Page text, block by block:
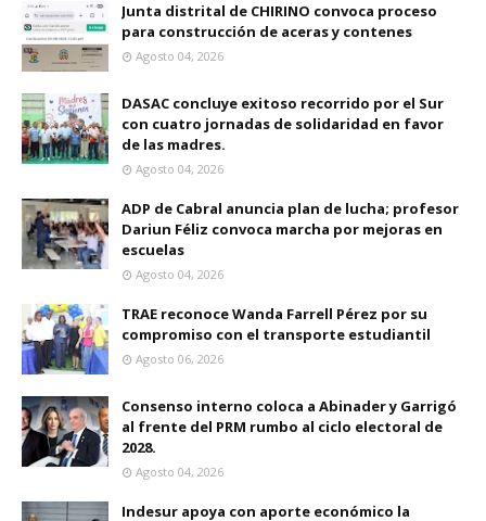
Junta distrital de CHIRINO convoca proceso
para construcción de aceras y contenes
Agosto 04, 2026
DASAC concluye exitoso recorrido por el Sur
con cuatro jornadas de solidaridad en favor
de las madres.
Agosto 04, 2026
ADP de Cabral anuncia plan de lucha; profesor
Dariun Féliz convoca marcha por mejoras en
escuelas
Agosto 04, 2026
TRAE reconoce Wanda Farrell Pérez por su
compromiso con el transporte estudiantil
Agosto 06, 2026
Consenso interno coloca a Abinader y Garrigó
al frente del PRM rumbo al ciclo electoral de
2028.
Agosto 04, 2026
Indesur apoya con aporte económico la